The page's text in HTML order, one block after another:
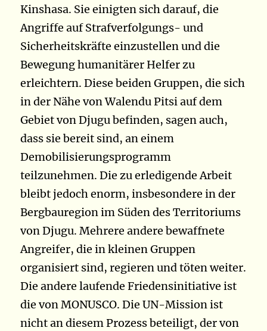
Kinshasa. Sie einigten sich darauf, die
Angriffe auf Strafverfolgungs- und
Sicherheitskräfte einzustellen und die
Bewegung humanitärer Helfer zu
erleichtern. Diese beiden Gruppen, die sich
in der Nähe von Walendu Pitsi auf dem
Gebiet von Djugu befinden, sagen auch,
dass sie bereit sind, an einem
Demobilisierungsprogramm
teilzunehmen. Die zu erledigende Arbeit
bleibt jedoch enorm, insbesondere in der
Bergbauregion im Süden des Territoriums
von Djugu. Mehrere andere bewaffnete
Angreifer, die in kleinen Gruppen
organisiert sind, regieren und töten weiter.
Die andere laufende Friedensinitiative ist
die von MONUSCO. Die UN-Mission ist
nicht an diesem Prozess beteiligt, der von